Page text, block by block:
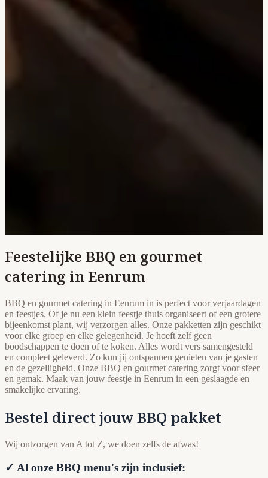
Feestelijke BBQ en gourmet
catering in Eenrum
BBQ en gourmet catering in Eenrum in is perfect voor verjaardagen
en feestjes. Of je nu een klein feestje thuis organiseert of een grotere
bijeenkomst plant, wij verzorgen alles. Onze pakketten zijn geschikt
voor elke groep en elke gelegenheid. Je hoeft zelf geen
boodschappen te doen of te koken. Alles wordt vers samengesteld
en compleet geleverd. Zo kun jij ontspannen genieten van je gasten
en de gezelligheid. Onze BBQ en gourmet catering zorgt voor sfeer
en gemak. Maak van jouw feestje in Eenrum in een geslaagde en
smakelijke ervaring.
Bestel direct jouw BBQ pakket
Wij ontzorgen van A tot Z, we doen zelfs de afwas!
✓ Al onze BBQ menu's zijn inclusief: